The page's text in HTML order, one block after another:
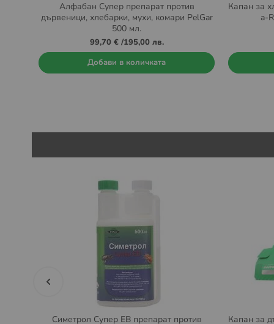
Алфабан Супер препарат против
дървеници, хлебарки, мухи, комари PelGar
500 мл.
99,70 €/195,00 лв.
Добави в количката
Капан за
a-
Симетрол Супер ЕВ препарат против
Капан за